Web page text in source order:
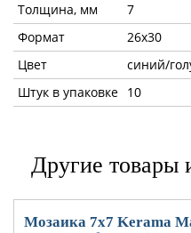
Толщина, мм
7
Формат
26x30
Цвет
синий/
Штук в упаковке 10
Другие товары
Мозаика 7x7 Kerama